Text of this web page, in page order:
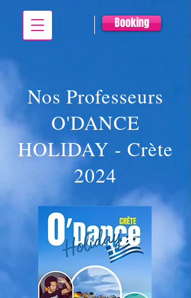
Booking
Nos Professeurs
O'DANCE
HOLIDAY - Crète
2024